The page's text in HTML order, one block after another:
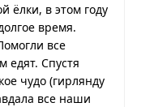
ёлки, в этом году
время.
все
едят. Спустя
чудо (гирлянду
все наши